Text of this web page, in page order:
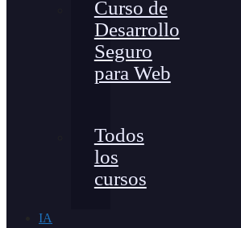
Curso de
Desarrollo
Seguro
para Web
Todos
los
cursos
IA